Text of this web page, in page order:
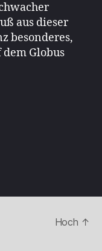
aus dieser
besonderes,
Globus
Hoch ↑